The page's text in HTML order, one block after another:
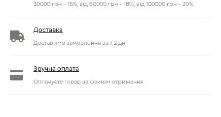
30000 грн – 15%, від 60000 грн – 18%, від 100000 грн – 20%
Доставка
Доставимо замовлення за 1-2 дні
Зручна оплата
Оплачуєте товар за фактом отримання